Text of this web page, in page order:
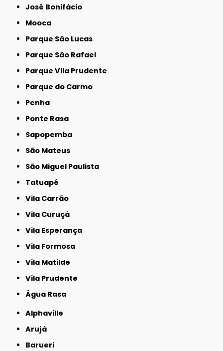
José Bonifácio
Mooca
Parque São Lucas
Parque São Rafael
Parque Vila Prudente
Parque do Carmo
Penha
Ponte Rasa
Sapopemba
São Mateus
São Miguel Paulista
Tatuapé
Vila Carrão
Vila Curuçá
Vila Esperança
Vila Formosa
Vila Matilde
Vila Prudente
Água Rasa
Alphaville
Arujá
Barueri